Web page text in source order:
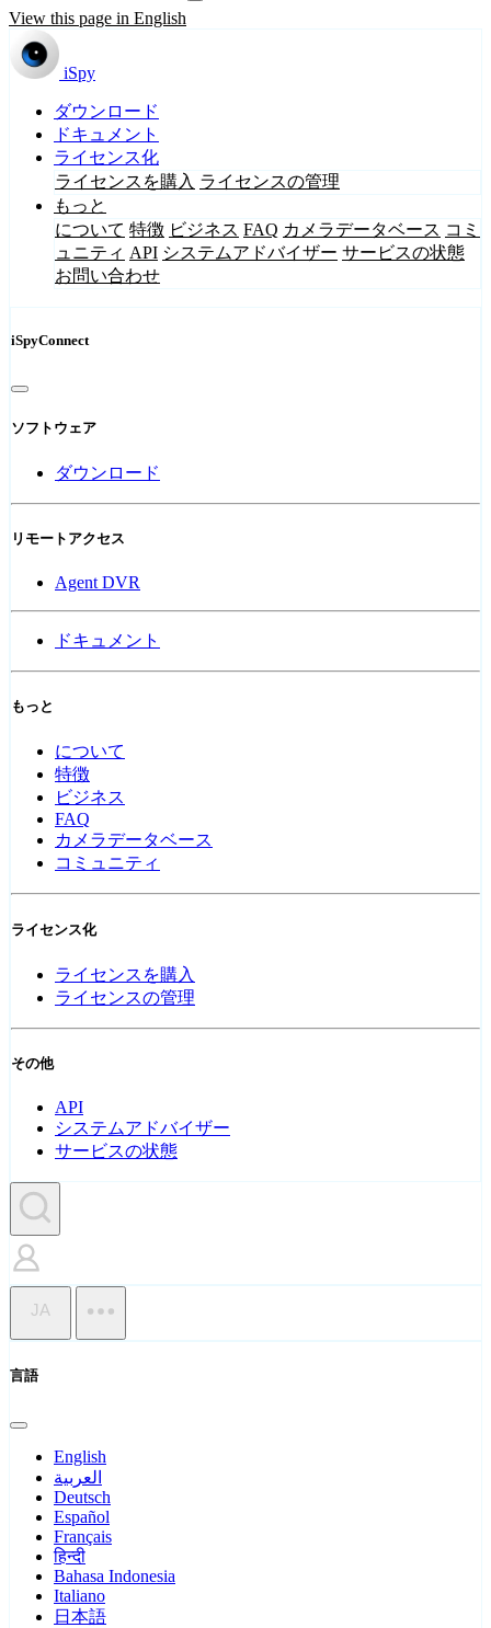
View this page in English
iSpy
ダウンロード
ドキュメント
ライセンス化
ライセンスを購入 ライセンスの管理
もっと
について 特徴 ビジネス FAQ カメラデータベース コミ
ュニティ API システムアドバイザー サービスの状態
お問い合わせ
iSpyConnect
ソフトウェア
ダウンロード
リモートアクセス
Agent DVR
ドキュメント
もっと
について
特徴
ビジネス
FAQ
カメラデータベース
コミュニティ
ライセンス化
ライセンスを購入
ライセンスの管理
その他
API
システムアドバイザー
サービスの状態
JA
言語
English
العربية
Deutsch
Español
Français
हिन्दी
Bahasa Indonesia
Italiano
日本語